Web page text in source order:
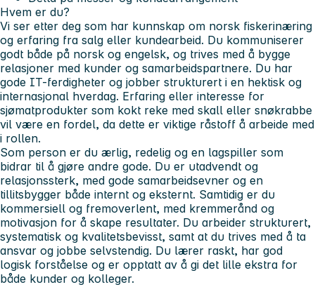
Hvem er du?
Vi ser etter deg som har kunnskap om norsk fiskerinæring
og erfaring fra salg eller kundearbeid. Du kommuniserer
godt både på norsk og engelsk, og trives med å bygge
relasjoner med kunder og samarbeidspartnere. Du har
gode IT-ferdigheter og jobber strukturert i en hektisk og
internasjonal hverdag. Erfaring eller interesse for
sjømatprodukter som kokt reke med skall eller snøkrabbe
vil være en fordel, da dette er viktige råstoff å arbeide med
i rollen.
Som person er du ærlig, redelig og en lagspiller som
bidrar til å gjøre andre gode. Du er utadvendt og
relasjonssterk, med gode samarbeidsevner og en
tillitsbygger både internt og eksternt. Samtidig er du
kommersiell og fremoverlent, med kremmerånd og
motivasjon for å skape resultater. Du arbeider strukturert,
systematisk og kvalitetsbevisst, samt at du trives med å ta
ansvar og jobbe selvstendig. Du lærer raskt, har god
logisk forståelse og er opptatt av å gi det lille ekstra for
både kunder og kolleger.